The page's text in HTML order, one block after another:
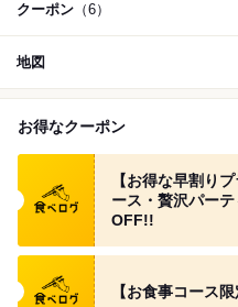
クーポン （6）
地図
お得なクーポン
食べログ クーポン
【お得な早割り
ース・贅沢パー
OFF!!
食べログ クーポン
【お食事コース